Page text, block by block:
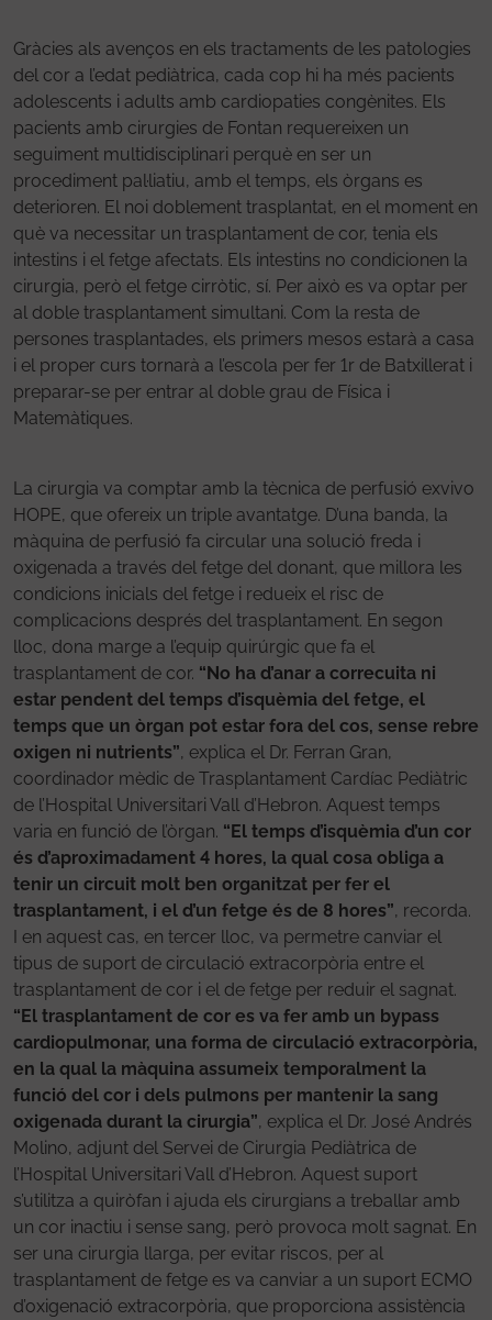
Gràcies als avenços en els tractaments de les patologies
del cor a l’edat pediàtrica, cada cop hi ha més pacients
adolescents i adults amb cardiopaties congènites. Els
pacients amb cirurgies de Fontan requereixen un
seguiment multidisciplinari perquè en ser un
procediment pal·liatiu, amb el temps, els òrgans es
deterioren. El noi doblement trasplantat, en el moment en
què va necessitar un trasplantament de cor, tenia els
intestins i el fetge afectats. Els intestins no condicionen la
cirurgia, però el fetge cirròtic, sí. Per això es va optar per
al doble trasplantament simultani. Com la resta de
persones trasplantades, els primers mesos estarà a casa
i el proper curs tornarà a l’escola per fer 1r de Batxillerat i
preparar-se per entrar al doble grau de Física i
Matemàtiques.
La cirurgia va comptar amb la tècnica de perfusió exvivo
HOPE, que ofereix un triple avantatge. D’una banda, la
màquina de perfusió fa circular una solució freda i
oxigenada a través del fetge del donant, que millora les
condicions inicials del fetge i redueix el risc de
complicacions després del trasplantament. En segon
lloc, dona marge a l’equip quirúrgic que fa el
trasplantament de cor. “No ha d’anar a correcuita ni
estar pendent del temps d’isquèmia del fetge, el
temps que un òrgan pot estar fora del cos, sense rebre
oxigen ni nutrients”, explica el Dr. Ferran Gran,
coordinador mèdic de Trasplantament Cardíac Pediàtric
de l’Hospital Universitari Vall d’Hebron. Aquest temps
varia en funció de l’òrgan. “El temps d’isquèmia d’un cor
és d’aproximadament 4 hores, la qual cosa obliga a
tenir un circuit molt ben organitzat per fer el
trasplantament, i el d’un fetge és de 8 hores”, recorda.
I en aquest cas, en tercer lloc, va permetre canviar el
tipus de suport de circulació extracorpòria entre el
trasplantament de cor i el de fetge per reduir el sagnat.
“El trasplantament de cor es va fer amb un bypass
cardiopulmonar, una forma de circulació extracorpòria,
en la qual la màquina assumeix temporalment la
funció del cor i dels pulmons per mantenir la sang
oxigenada durant la cirurgia”, explica el Dr. José Andrés
Molino, adjunt del Servei de Cirurgia Pediàtrica de
l’Hospital Universitari Vall d’Hebron. Aquest suport
s’utilitza a quiròfan i ajuda els cirurgians a treballar amb
un cor inactiu i sense sang, però provoca molt sagnat. En
ser una cirurgia llarga, per evitar riscos, per al
trasplantament de fetge es va canviar a un suport ECMO
d’oxigenació extracorpòria, que proporciona assistència